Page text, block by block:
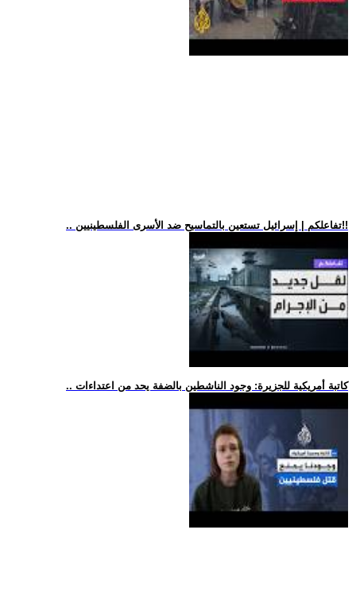
.. تفاعلكم | إسرائيل تستعين بالتماسيح ضد الأسرى الفلسطينيين!!
.. كاتبة أمريكية للجزيرة: وجود الناشطين بالضفة يحد من اعتداءات